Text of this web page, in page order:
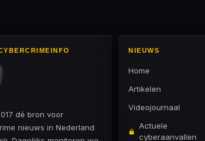
dé bron voor
nieuws in Nederland
NIEUWS
Home
Artikelen
Videojournaal
Actuele
cyberaanvallen